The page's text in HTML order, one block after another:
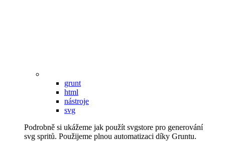
grunt
html
nástroje
svg
Podrobně si ukážeme jak použít svgstore pro generování
svg spritů. Použijeme plnou automatizaci díky Gruntu.